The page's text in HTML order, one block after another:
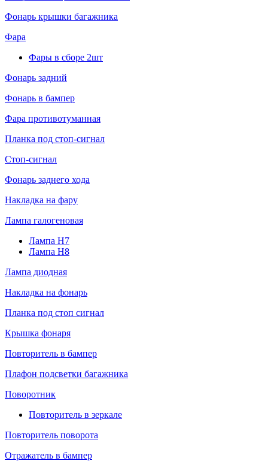
Фонарь крышки багажника
Фара
Фары в сборе 2шт
Фонарь задний
Фонарь в бампер
Фара противотуманная
Планка под стоп-сигнал
Стоп-сигнал
Фонарь заднего хода
Накладка на фару
Лампа галогеновая
Лампа H7
Лампа H8
Лампа диодная
Накладка на фонарь
Планка под стоп сигнал
Крышка фонаря
Повторитель в бампер
Плафон подсветки багажника
Поворотник
Повторитель в зеркале
Повторитель поворота
Отражатель в бампер